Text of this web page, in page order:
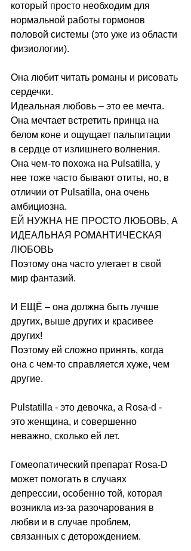
который просто необходим для
нормальной работы гормонов
половой системы (это уже из области
физиологии).
Она любит читать романы и рисовать
сердечки.
Идеальная любовь – это ее мечта.
Она мечтает встретить принца на
белом коне и ощущает пальпитации
в сердце от излишнего волнения.
Она чем-то похожа на Pulsatilla, у
нее тоже часто бывают отиты, но, в
отличии от Pulsatilla, она очень
амбициозна.
ЕЙ НУЖНА НЕ ПРОСТО ЛЮБОВЬ, А
ИДЕАЛЬНАЯ РОМАНТИЧЕСКАЯ
ЛЮБОВЬ
Поэтому она часто улетает в свой
мир фантазий.
И ЕЩЁ – она должна быть лучше
других, выше других и красивее
других!
Поэтому ей сложно принять, когда
она с чем-то справляется хуже, чем
другие.
Pulstatilla - это девочка, а Rosa-d -
это женщина, и совершенно
неважно, сколько ей лет.
Гомеопатический препарат Rosa-D
может помогать в случаях
депрессии, особенно той, которая
возникла из-за разочарования в
любви и в случае проблем,
связанных с деторождением.